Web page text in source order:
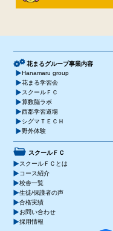
花まるグループ事業内容
Hanamaru group
花まる学習会
スクールＦＣ
算数脳ラボ
西郡学習道場
シグマＴＥＣＨ
野外体験
スクールＦＣ
スクールＦＣとは
コース紹介
校舎一覧
生徒/保護者の声
合格実績
お問い合わせ
採用情報